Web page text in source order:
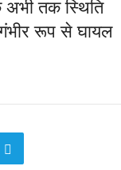
तक स्थिति
रूप से घायल